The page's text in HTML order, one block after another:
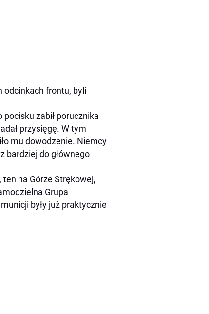
odcinkach frontu, byli
zabił porucznika
przysięgę. W tym
mu dowodzenie. Niemcy
bardziej do głównego
na Górze Strękowej,
Grupa
były już praktycznie